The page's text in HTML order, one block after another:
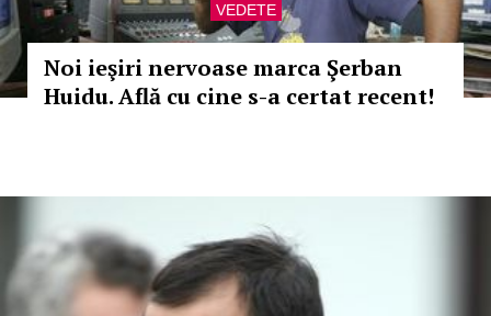
VEDETE
Noi ieşiri nervoase marca Şerban
Huidu. Află cu cine s-a certat recent!